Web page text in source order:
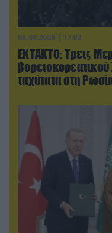
08.08.2026 | 17:02
ΕΚΤΑΚΤΟ: Τρεις
ταχύτατα στη